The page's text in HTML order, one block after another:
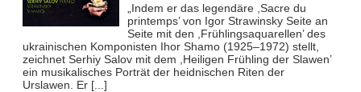
„Indem er das legendäre ,Sacre du
printemps’ von Igor Strawinsky Seite an
Seite mit den ,Frühlingsaquarellen’ des
ukrainischen Komponisten Ihor Shamo (1925–1972) stellt,
zeichnet Serhiy Salov mit dem ,Heiligen Frühling der Slawen’
ein musikalisches Porträt der heidnischen Riten der
Urslawen. Er [...]